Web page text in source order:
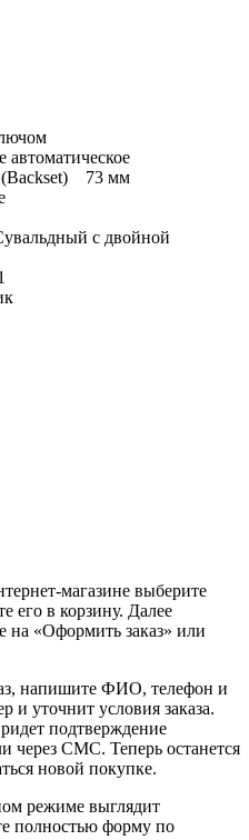
(Backset) 73 мм
с двойной
магазине выберите
его в корзину. Далее
на «Оформить заказ» или
напишите ФИО, телефон и
и уточнит условия заказа.
подтверждение
через СМС. Теперь останется
новой покупке.
режиме выглядит
полностью форму по